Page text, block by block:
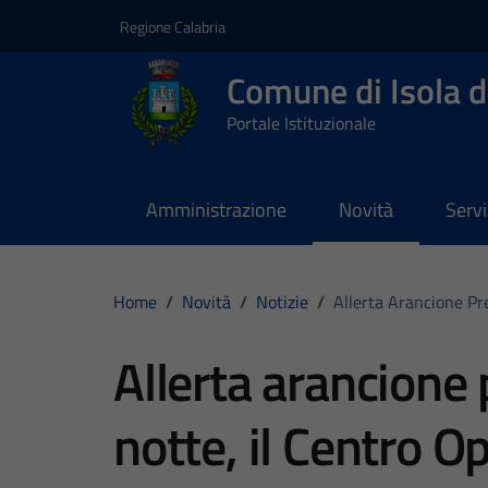
Regione Calabria
Comune di Isola
Portale Istituzionale
Amministrazione Novità
Home / Novità / Notizie / Allerta Arancione
Allerta
notte, il Centro